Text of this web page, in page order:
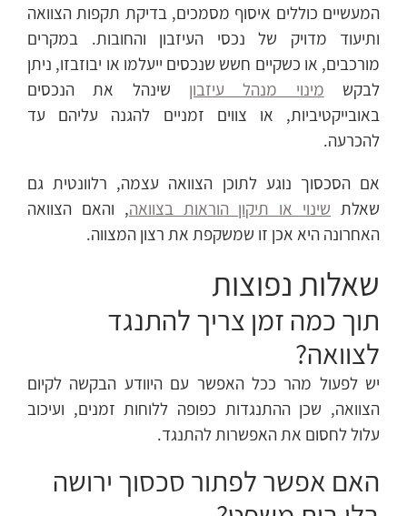
המעשיים כוללים איסוף מסמכים, בדיקת תקפות הצוואה
ותיעוד מדויק של נכסי העיזבון והחובות. במקרים
מורכבים, או כשקיים חשש שנכסים ייעלמו או יבוזבזו, ניתן
לבקש מינוי מנהל עיזבון שינהל את הנכסים
באובייקטיביות, או צווים זמניים להגנה עליהם עד
להכרעה.
אם הסכסוך נוגע לתוכן הצוואה עצמה, רלוונטית גם
שאלת שינוי או תיקון הוראות בצוואה, והאם הצוואה
האחרונה היא אכן זו שמשקפת את רצון המצווה.
שאלות נפוצות
תוך כמה זמן צריך להתנגד
לצוואה?
יש לפעול מהר ככל האפשר עם היוודע הבקשה לקיום
הצוואה, שכן ההתנגדות כפופה ללוחות זמנים, ועיכוב
עלול לחסום את האפשרות להתנגד.
האם אפשר לפתור סכסוך ירושה